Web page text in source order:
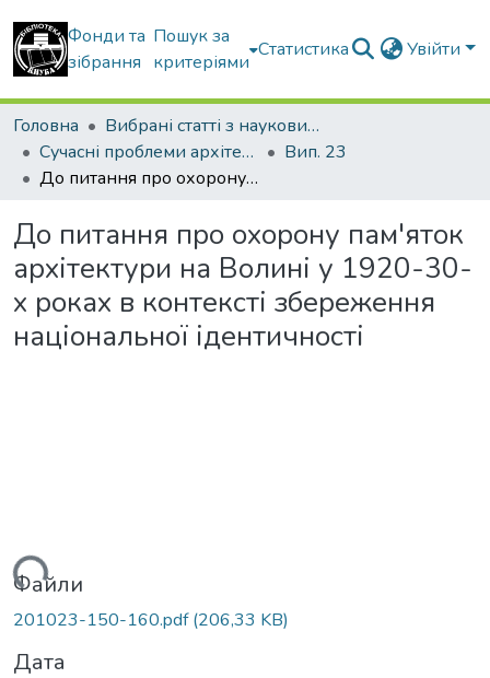
Фонди та
зібрання
Пошук за
критеріями
Статистика Увійти
Головна
Вибрані статті з наукових збірників КНУБА
Сучасні проблеми архітектури та містобудування
Вип. 23
До питання про охорону пам'яток архітектури на Волині у 1920-30-х роках в контексті збереження національної ідентичності
До питання про охорону пам'яток
архітектури на Волині у 1920-30-
х роках в контексті збереження
національної ідентичності
Файли
201023-150-160.pdf(206,33 KB)
Дата